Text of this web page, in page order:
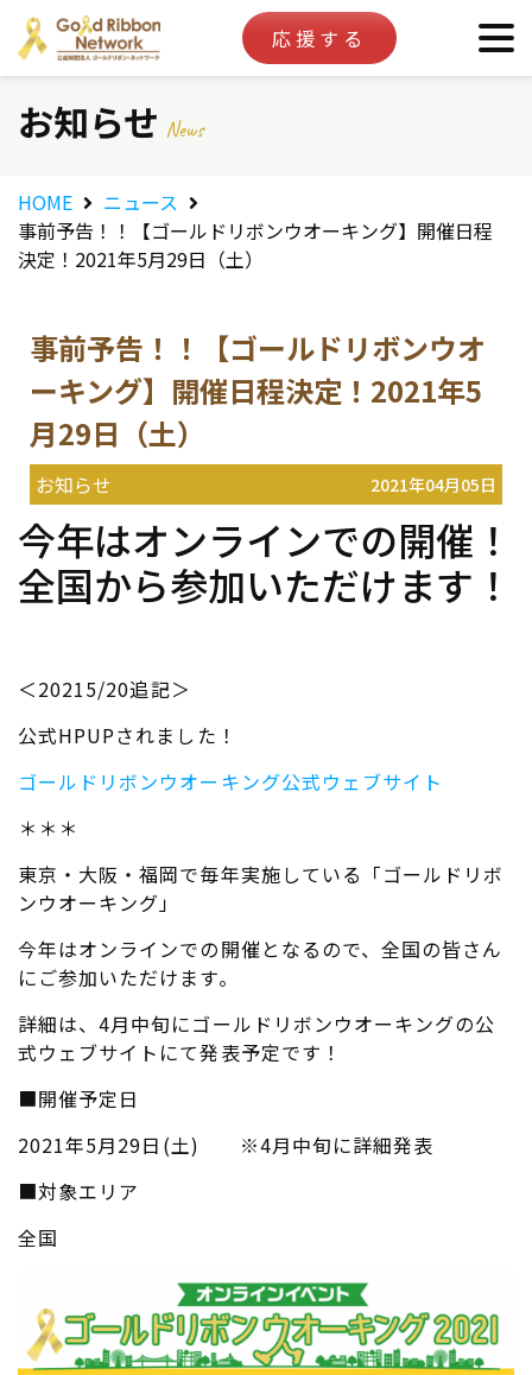
応援する
お知らせ News
HOME
ニュース
事前予告！！【ゴールドリボンウオーキング】開催日程
決定！2021年5月29日（土）
事前予告！！【ゴールドリボンウオ
ーキング】開催日程決定！2021年5
月29日（土）
お知らせ 2021年04月05日
今年はオンラインでの開催！
全国から参加いただけます！
＜20215/20追記＞
公式HPUPされました！
ゴールドリボンウオーキング公式ウェブサイト
＊＊＊
東京・大阪・福岡で毎年実施している「ゴールドリボ
ンウオーキング」
今年はオンラインでの開催となるので、全国の皆さん
にご参加いただけます。
詳細は、4月中旬にゴールドリボンウオーキングの公
式ウェブサイトにて発表予定です！
■開催予定日
2021年5月29日(土) ※4月中旬に詳細発表
■対象エリア
全国